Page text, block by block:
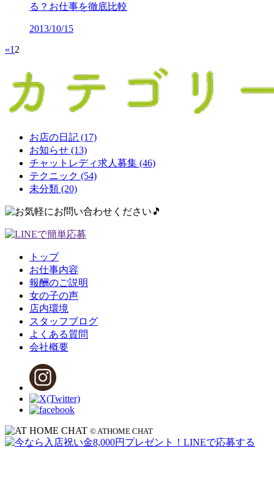
る？お仕事を徹底比較
2013/10/15
«1 2
お店の日記 (17)
お知らせ (13)
チャットレディ求人募集 (46)
テクニック (54)
未分類 (20)
トップ
お仕事内容
報酬のご説明
女の子の声
店内環境
スタッフブログ
よくある質問
会社概要
© ATHOME CHAT